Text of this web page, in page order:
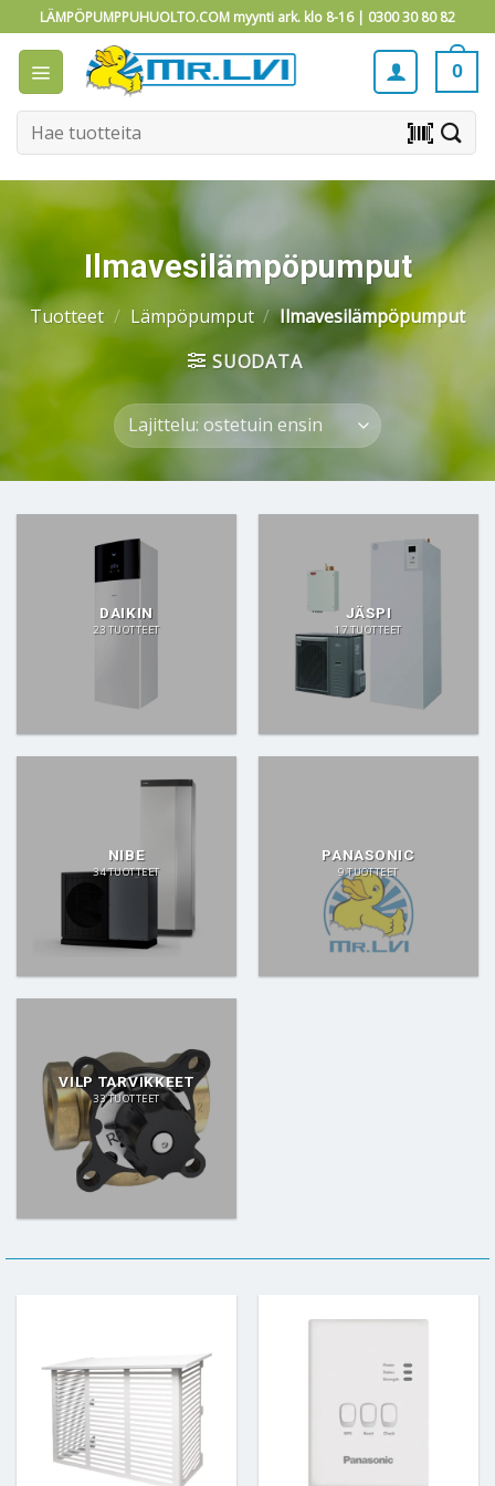
to
content
LÄMPÖPUMPPUHUOLTO.COM myynti ark. klo 8-16 | 0300 30 80 82
0
Etsi: barcode_scanner
Ilmavesilämpöpumput
Tuotteet / Lämpöpumput / Ilmavesilämpöpumput
SUODATA
DAIKIN
23 TUOTTEET
JÄSPI
17 TUOTTEET
NIBE
34 TUOTTEET
PANASONIC
9 TUOTTEET
VILP TARVIKKEET
33 TUOTTEET